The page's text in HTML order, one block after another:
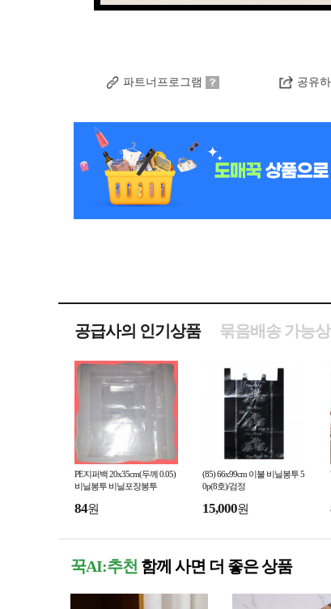
파트너프로그램 공유하
공급사의 인기상품 묶음배송 가능
PE지퍼백 20x35cm(두께 0.05)
비닐봉투 비닐포장봉투
84원
(85) 66x99cm 이불 비닐봉투 5
0p(8호)/검정
15,000원
꾹AI:추천 함께 사면 더 좋은 상품